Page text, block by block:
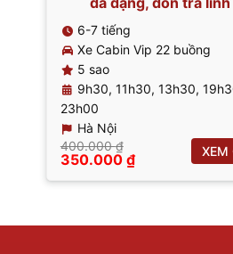
6-7 tiếng
Xe Cabin Vip 22 buồng
5 sao
9h30, 11h30, 13h30,
23h00
Hà Nội
400.000₫
Giá
là:
350.000 ₫Giá
hiện
tại
XEM